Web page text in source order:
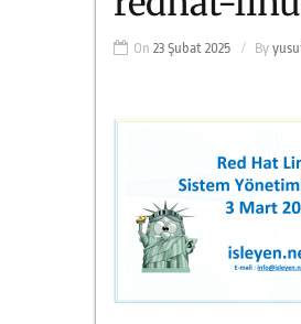
On 23 Şubat 2025 By